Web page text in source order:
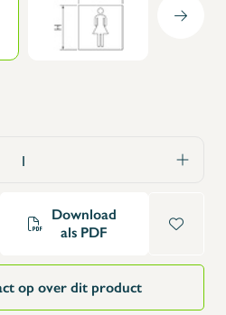
Download
als PDF
op over dit product